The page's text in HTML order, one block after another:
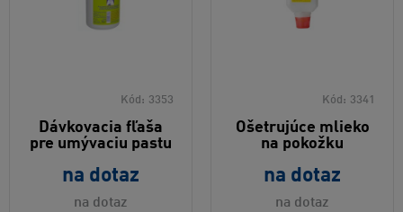
Kód: 3353
Dávkovacia fľaša
pre umývaciu pastu
na dotaz
na dotaz
Kód: 3341
Ošetrujúce mlieko
na pokožku
na dotaz
na dotaz